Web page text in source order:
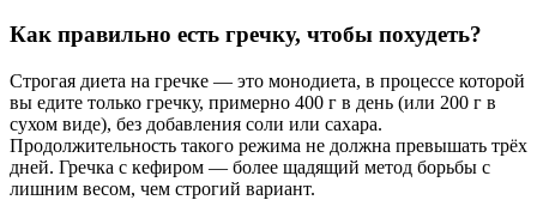
Как правильно есть гречку, чтобы похудеть?
Строгая диета на гречке — это монодиета, в процессе которой
вы едите только гречку, примерно 400 г в день (или 200 г в
сухом виде), без добавления соли или сахара.
Продолжительность такого режима не должна превышать трёх
дней. Гречка с кефиром — более щадящий метод борьбы с
лишним весом, чем строгий вариант.